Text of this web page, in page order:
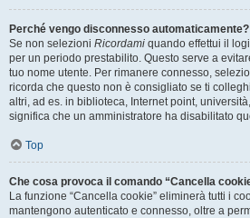
Perché vengo disconnesso automaticamente?
Se non selezioni Ricordami quando effettui il
per un periodo prestabilito. Questo serve a
tuo nome utente. Per rimanere connesso,
ricorda che questo non è consigliato se ti
altri, ad es. in biblioteca, Internet point,
significa che un amministratore ha disabilitato
Top
Che cosa provoca il comando “Cancella
La funzione “Cancella cookie” eliminerà tutti i
mantengono autenticato e connesso, oltre a